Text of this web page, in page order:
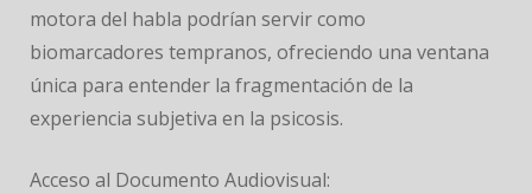
motora del habla podrían servir como
biomarcadores tempranos, ofreciendo una ventana
única para entender la fragmentación de la
experiencia subjetiva en la psicosis.
Acceso al Documento Audiovisual: